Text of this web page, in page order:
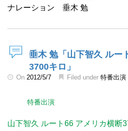
ナレーション 垂木 勉
垂木 勉「山下智久 ルー
3700キロ」
On 2012/5/7 Filed under 特番出演
特番出演
山下智久 ルート66 アメリカ横断